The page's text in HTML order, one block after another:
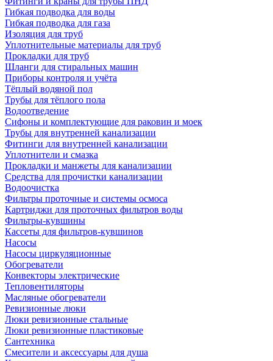
Гибкая подводка для воды
Гибкая подводка для газа
Изоляция для труб
Уплотнительные материалы для труб
Прокладки для труб
Шланги для стиральных машин
Приборы контроля и учёта
Тёплый водяной пол
Трубы для тёплого пола
Водоотведение
Сифоны и комплектующие для раковин и моек
Трубы для внутренней канализации
Фитинги для внутренней канализации
Уплотнители и смазка
Прокладки и манжеты для канализации
Средства для прочистки канализации
Водоочистка
Фильтры проточные и системы осмоса
Картриджи для проточных фильтров воды
Фильтры-кувшины
Кассеты для фильтров-кувшинов
Насосы
Насосы циркуляционные
Обогреватели
Конвекторы электрические
Тепловентиляторы
Масляные обогреватели
Ревизионные люки
Люки ревизионные стальные
Люки ревизионные пластиковые
Сантехника
Смесители и аксессуары для душа